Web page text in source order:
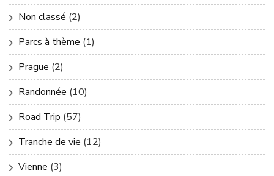
Non classé (2)
Parcs à thème (1)
Prague (2)
Randonnée (10)
Road Trip (57)
Tranche de vie (12)
Vienne (3)